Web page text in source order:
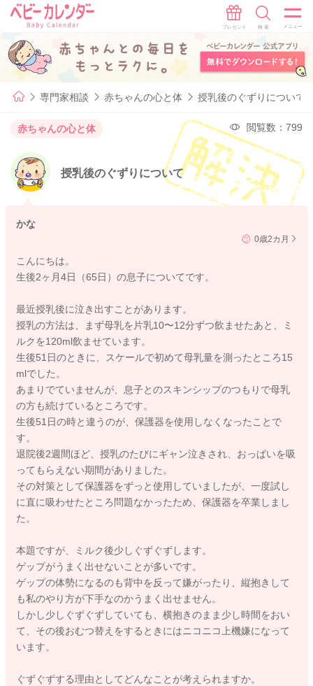
専門家相談 赤ちゃんの心と体 授乳後のぐずりについて
赤ちゃんの心と体 閲覧数：799
授乳後のぐずりについて
かな
0歳2カ月
こんにちは。
生後2ヶ月4日（65日）の息子についてです。
最近授乳後に泣き出すことがあります。
授乳の方法は、まず母乳を片乳10〜12分ずつ飲ませたあと、ミ
ルクを120ml飲ませています。
生後51日のときに、スケールで初めて母乳量を測ったところ15
mlでした。
あまりでていませんが、息子とのスキンシップのつもりで母乳
の方も続けているところです。
生後51日の時と違うのが、保護器を使用しなくなったことで
す。
退院後2週間ほど、授乳のたびにギャン泣きされ、おっぱいを吸
ってもらえない期間がありました。
その対策として保護器をずっと使用していましたが、一度試し
に直に吸わせたところ問題なかったため、保護器を卒業しまし
た。
本題ですが、ミルク後少しぐずぐずします。
ゲップがうまく出せないことが多いです。
ゲップの体勢になるのも背中を反って嫌がったり、縦抱きして
も私のやり方が下手なのかうまく出せません。
しかし少しぐずぐずしていても、横抱きのまま少し時間をおい
て、その後おむつ替えをするときにはニコニコ上機嫌になって
います。
ぐずぐずする理由としてどんなことが考えられますか。